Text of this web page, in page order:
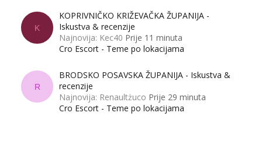
K
KOPRIVNIČKO KRIŽEVAČKA ŽUPANIJA -
Iskustva & recenzije
Najnovija: Kec40 Prije 11 minuta
Cro Escort - Teme po lokacijama
R
BRODSKO POSAVSKA ŽUPANIJA - Iskustva &
recenzije
Najnovija: Renaultżuco Prije 29 minuta
Cro Escort - Teme po lokacijama